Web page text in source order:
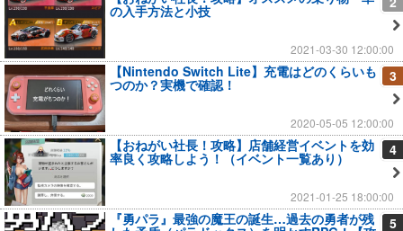
の入手方法と小技
2021-03-30 12:00:00
3
【Nintendo Switch Lite】充電はどのくらいも
つのか？実機で確認！
2020-05-05 12:00:00
4
【おねがい社長！攻略】店舗経営イベントを効
率良く攻略しよう！（イベント一覧あり）
2021-01-25 18:00:00
5
『勇パラ』最強の魔王の誕生…過去の勇者が残